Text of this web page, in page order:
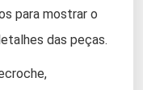
para mostrar o
das peças.